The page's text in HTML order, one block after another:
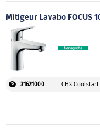
Mitigeur Lavabo FOCUS
31621000 CH3 Coolstart